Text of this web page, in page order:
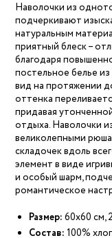
Наволочки из
подчеркивают
натуральным
приятный блеск –
благодаря
постельное белье
вид на протяжении
оттенка
придавая
отдыха. Наволочки
великолепными
складочек вдоль
элемент в виде
и особый шарм,
романтическое
Размер: 60х60 см,
Состав: 100%